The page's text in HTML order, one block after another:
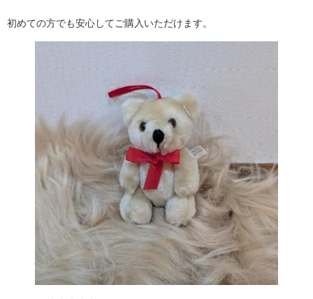
初めての方でも安心してご購入いただけます。